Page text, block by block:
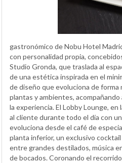
gastronómico de Nobu Hotel
con personalidad propia,
Studio Gronda, que traslada al
de una estética inspirada en el
de diseño que evoluciona de
plantas y ambientes,
la experiencia. El Lobby Lounge, en
al cliente durante todo el día con
evoluciona desde el café de
planta inferior, un exclusivo
entre grandes destilados, música
de bocados. Coronando el